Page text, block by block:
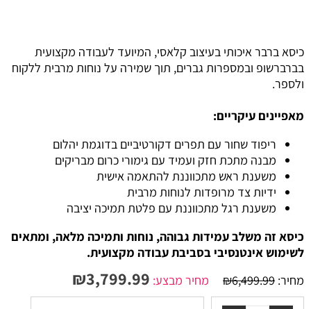
כיסא ברבר איכותי בעיצוב קלאסי, המיועד לעבודה מקצועית
בברברשופ ובמספרות גברים, תוך שמירה על נוחות מרבית ללקוח
ולספר.
מאפיינים עיקריים:
ריפוד שחור עם תפרים דקורטיביים בדוגמת יהלום
מבנה מתכת חזק ועמיד עם גימורי כרום מבריקים
משענת ראש מתכווננת להתאמה אישית
ידיות צד מרופדות לנוחות מרבית
משענת רגל מתכווננת עם פלטת תמיכה יציבה
כיסא זה משלב עמידות גבוהה, נוחות ותמיכה מלאה, ומתאים
לשימוש אינטנסיבי בסביבת עבודה מקצועית.
מחיר:
₪6,499.99 מחיר מבצע: ₪3,799.99